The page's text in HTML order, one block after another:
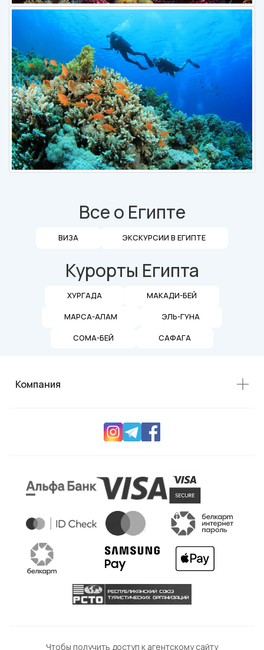
Все о Египте
ВИЗА ЭКСКУРСИИ В ЕГИПТЕ
Курорты Египта
ХУРГАДА МАКАДИ-БЕЙ
МАРСА-АЛАМ ЭЛЬ-ГУНА
СОМА-БЕЙ САФАГА
Компания
Чтобы получить доступ к агентскому сайту